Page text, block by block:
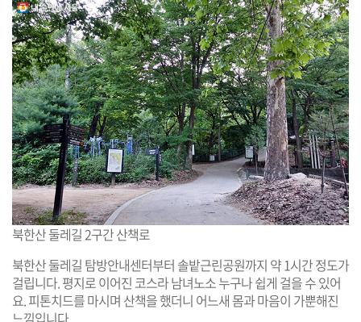
북한산 둘레길 2구간 산책로
북한산 둘레길 탐방안내센터부터 솔밭근린공원까지 약 1시간 정도가
걸립니다. 평지로 이어진 코스라 남녀노소 누구나 쉽게 걸을 수 있어
요. 피톤치드를 마시며 산책을 했더니 어느새 몸과 마음이 가뿐해진
느낌입니다.